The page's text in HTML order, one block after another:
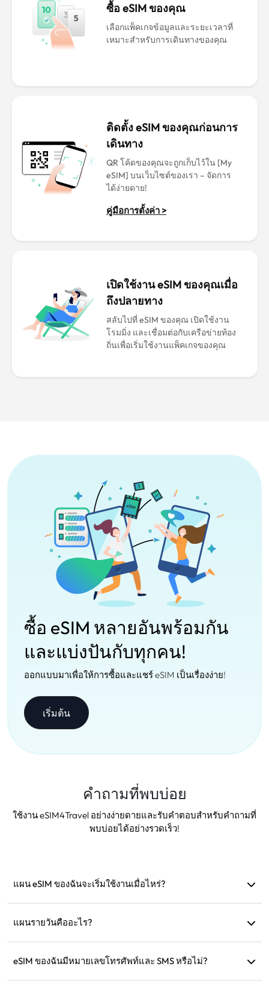
ซื้อ eSIM ของคุณ
เลือกแพ็คเกจข้อมูลและระยะเวลาที่
เหมาะสำหรับการเดินทางของคุณ
ติดตั้ง eSIM ของคุณก่อนการ
เดินทาง
QR โค้ดของคุณจะถูกเก็บไว้ใน [My
eSIM] บนเว็บไซต์ของเรา – จัดการ
ได้ง่ายดาย!
คู่มือการตั้งค่า >
เปิดใช้งาน eSIM ของคุณเมื่อ
ถึงปลายทาง
สลับไปที่ eSIM ของคุณ เปิดใช้งาน
โรมมิ่ง และเชื่อมต่อกับเครือข่ายท้อง
ถิ่นเพื่อเริ่มใช้งานแพ็คเกจของคุณ
ซื้อ eSIM หลายอันพร้อมกัน
และแบ่งปันกับทุกคน!
ออกแบบมาเพื่อให้การซื้อและแชร์ eSIM เป็นเรื่องง่าย!
เริ่มต้น
คำถามที่พบบ่อย
ใช้งาน eSIM4Travel อย่างง่ายดายและรับคำตอบสำหรับคำถามที่
พบบ่อยได้อย่างรวดเร็ว!
แผน eSIM ของฉันจะเริ่มใช้งานเมื่อไหร่?
แนะนำให้ติดตั้งก่อนออกเดินทาง
แผนรายวันคืออะไร?
โมงเช้าในวันถัดไป หากใช้ข้อมูลครบตามที่กำหนด ความเร็วจะ
eSIM ของฉันมีหมายเลขโทรศัพท์และ SMS หรือไม่?